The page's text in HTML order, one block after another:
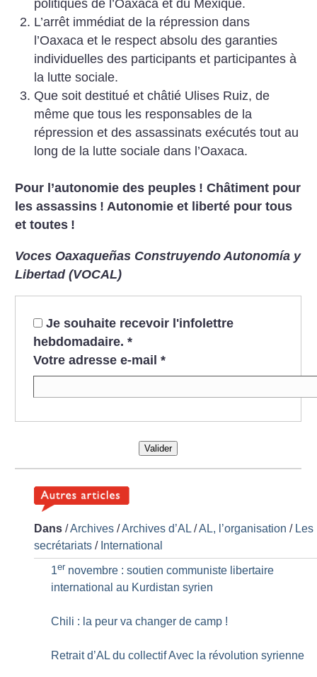
politiques de l’Oaxaca et du Mexique.
L’arrêt immédiat de la répression dans
l’Oaxaca et le respect absolu des garanties
individuelles des participants et participantes à
la luttesociale.
Que soit destitué et châtié Ulises Ruiz, de
même que tous lesresponsables de la
répression et des assassinats exécutés tout au
long dela lutte sociale dans l’Oaxaca.
Pour l’autonomie des peuples ! Châtiment pour
les assassins ! Autonomie et liberté pour tous
et toutes !
Voces Oaxaqueñas Construyendo Autonomía y
Libertad (VOCAL)
Je souhaite recevoir l'infolettre
hebdomadaire. *
Votre adresse e-mail *
Valider
Dans /Archives /Archives d’AL /AL, l’organisation / Les
secrétariats / International
1er novembre : soutien communiste libertaire
international au Kurdistan syrien
Chili : la peur va changer de camp !
Retrait d’AL du collectif Avec la révolution syrienne